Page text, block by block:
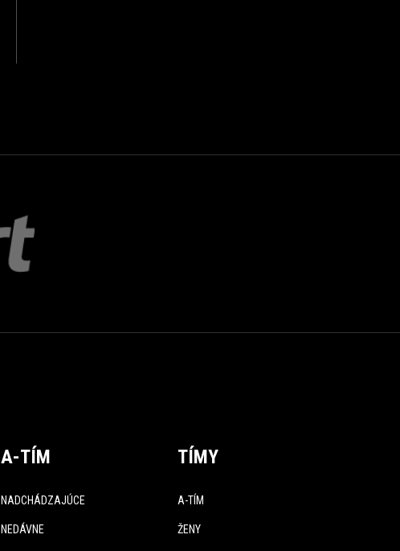
A-TÍM
NADCHÁDZAJÚCE
NEDÁVNE
TÍMY
A-TÍM
ŽENY